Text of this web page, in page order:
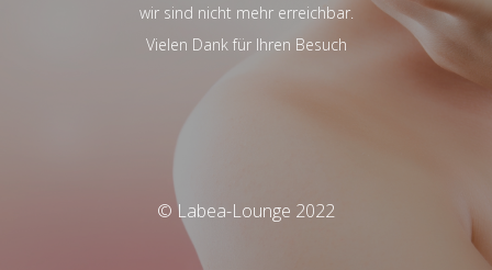
wir sind nicht mehr erreichbar.
Vielen Dank für Ihren Besuch
© Labea-Lounge 2022